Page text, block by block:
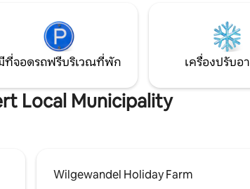
ต้นไข้ หลับไปกับ
คุณในเวลากลาง
ที่จอดรถฟรีบริเวณที่พัก เครื่องปรับอ
Local Municipality
Wilgewandel Holiday Farm